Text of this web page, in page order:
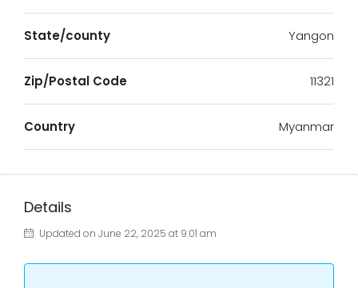
State/county Yangon
Zip/Postal Code 11321
Country Myanmar
Details
Updated on June 22, 2025 at 9:01 am